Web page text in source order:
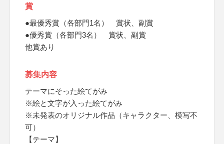
賞
●最優秀賞（各部門1名） 賞状、副賞
●優秀賞（各部門3名） 賞状、副賞
他賞あり
募集内容
テーマにそった絵てがみ
※絵と文字が入った絵てがみ
※未発表のオリジナル作品（キャラクター、模写不
可）
【テーマ】